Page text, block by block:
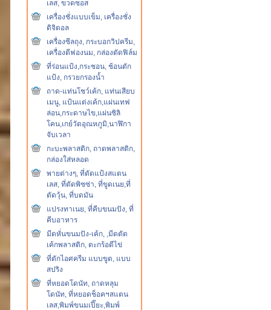
เลส, ขวดซอส
เครื่องชั่งแบบเข็ม, เครื่องชั่ง
ดิจิตอล
เครื่องซีลถุง, กระบอกวิปครีม,
เครื่องตีฟองนม, กล่องตัดฟิล์ม
ที่ร่อนแป้ง,กระชอน, ช้อนตัก
แป้ง, กรวยกรองน้ำ
ถาด-แท่นโชว์เค้ก, แท่นเสียบ
เมนู, แป้นแต่งเค้ก,แผ่นเทฟ
ล่อน,กระดาษไข,แผ่นซิลิ
โคน,เกย์วัดอุณหภูมิ,นาฬิกา
จับเวลา
กะบะพลาสติก, ถาดพลาสติก,
กล่องใส่หลอด
พายต่างๆ, ที่ตัดแป้งสแตน
เลส, ที่ตัดพิซซ่า, ที่ขูดเนย,ที่
ตัดวุ้น, ที่บดมัน
แปรงทาเนย, ที่คีบขนมปัง, ที่
คีบอาหาร
มีดหั่นขนมปัง-เค้ก, ,มีดตัด
เค้กพลาสติก, ตะกร้อตีไข่
ที่ตักไอศครีม แบบขูด, แบบ
สปริง
ที่หยอดโดนัท, ถาดหลุม
โดนัท, ที่หยอดช็อคฯสแตน
เลส,พิมพ์ขนมเปี๊ยะ,พิมพ์